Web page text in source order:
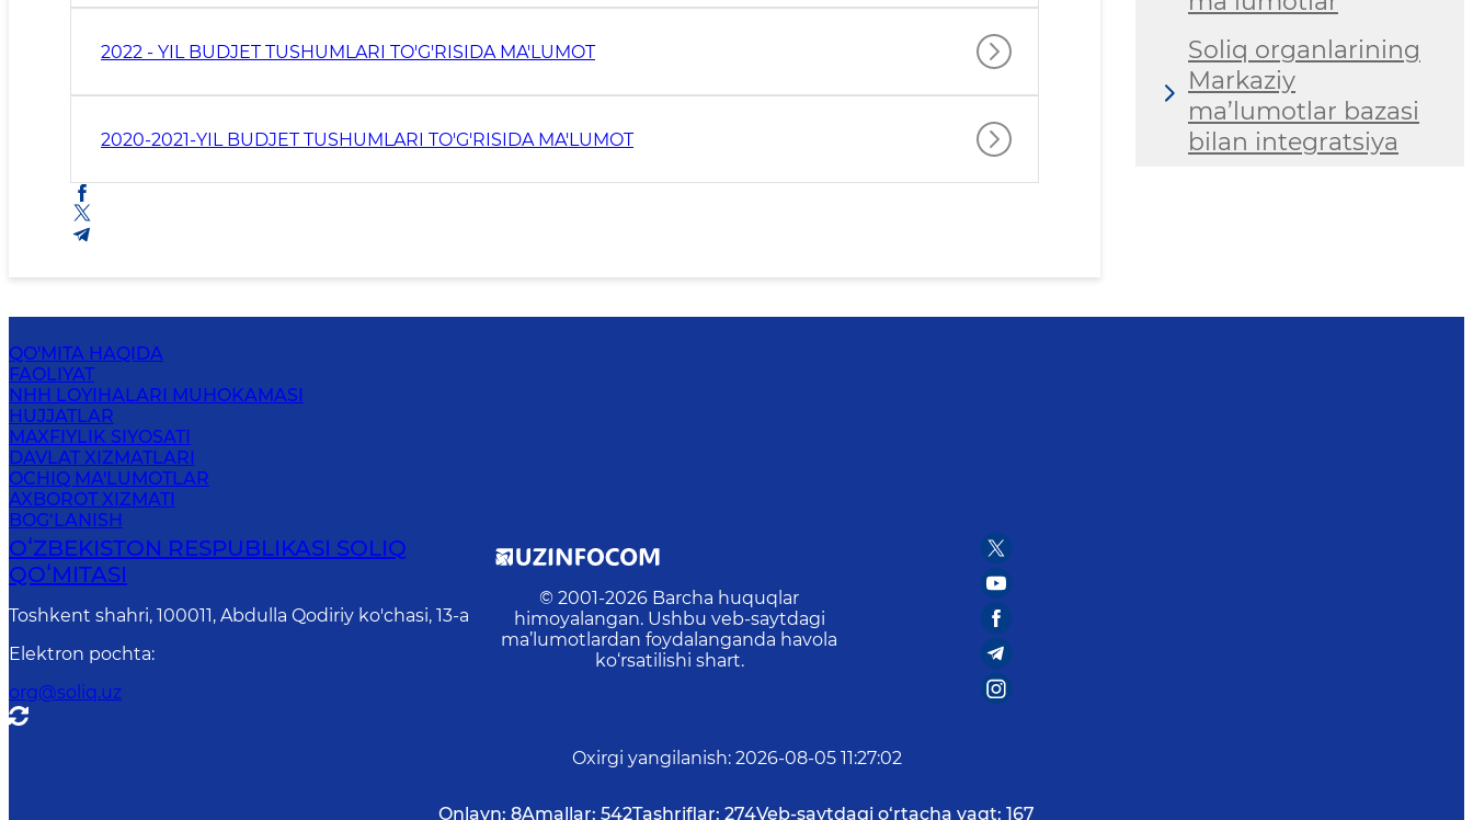
2022 - YIL BUDJET TUSHUMLARI TO'G'RISIDA MA'LUMOT
2020-2021-YIL BUDJET TUSHUMLARI TO'G'RISIDA MA'LUMOT
Soliq organlarining
Markaziy
ma’lumotlar bazasi
bilan integratsiya
QO'MITA HAQIDA
FAOLIYAT
NHH LOYIHALARI MUHOKAMASI
HUJJATLAR
MAXFIYLIK SIYOSATI
DAVLAT XIZMATLARI
OCHIQ MA'LUMOTLAR
AXBOROT XIZMATI
BOG‘LANISH
OʻZBEKISTON RESPUBLIKASI SOLIQ
QOʻMITASI
Toshkent shahri, 100011, Abdulla Qodiriy ko'chasi, 13-a
Elektron pochta:
org@soliq.uz
© 2001-2026 Barcha huquqlar
himoyalangan. Ushbu veb-saytdagi
ma’lumotlardan foydalanganda havola
ko‘rsatilishi shart.
Oxirgi yangilanish: 2026-08-05 11:27:02
Onlayn: 8Amallar: 542Tashriflar: 274Veb-saytdagi o‘rtacha vaqt: 167